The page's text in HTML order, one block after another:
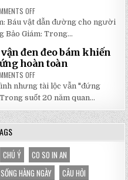
LỰA
HOÀN
HẢO
CHO
HÀNG
CỦA
BẠN
OFF
5
BÀI
HỌC
XƯƠNG
MÁU
TỪ
SÁCH
THỌ
BẢO
GIÁM
GIÚP
THAY
ĐỔI
HOÀN
TOÀN
Báu vật dẫn đường cho người
Bảo Giám: Trong...
đen đeo bám khiến
hoàn toàn
OFF
NGUYÊN
NHÂN
VẬN
ĐEN
ĐEO
BÁM
LỘC
BỊ
CHẶN
ĐỨNG
HOÀN
nhưng tài lộc vẫn "đứng
suốt 20 năm quan...
CHÚ Ý
CO SO IN AN
HÀNG NGÀY
CÂU HỎI